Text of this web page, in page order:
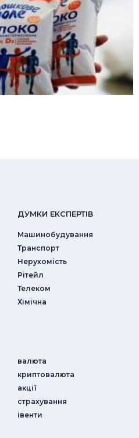
ДУМКИ ЕКСПЕРТIВ
Машинобудування
Транспорт
Нерухомість
Рітейл
Телеком
Хімічна
валюта
криптовалюта
акції
страхування
iвенти